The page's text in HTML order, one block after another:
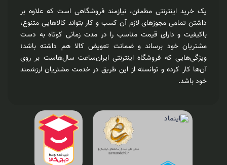
یک خرید اینترنتی مطمئن، نیازمند فروشگاهی است که علاوه بر
داشتن تمامی مجوزهای لازم آن کسب و کار بتواند کالاهایی متنوع،
باکیفیت و دارای قیمت مناسب را در مدت زمانی کوتاه به دست
مشتریان خود برساند و ضمانت تعویض کالا هم داشته باشد؛
ویژگی‌هایی که فروشگاه اینترنتی ایران‌ساعت سال‌هاست بر روی
آن‌ها کار کرده و توانسته از این طریق در خدمت مشتریان ارزشمند
خود باشد.